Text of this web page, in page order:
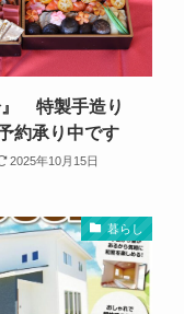
』 特製手造り
約承り中です
2025年10月15日
暮らし